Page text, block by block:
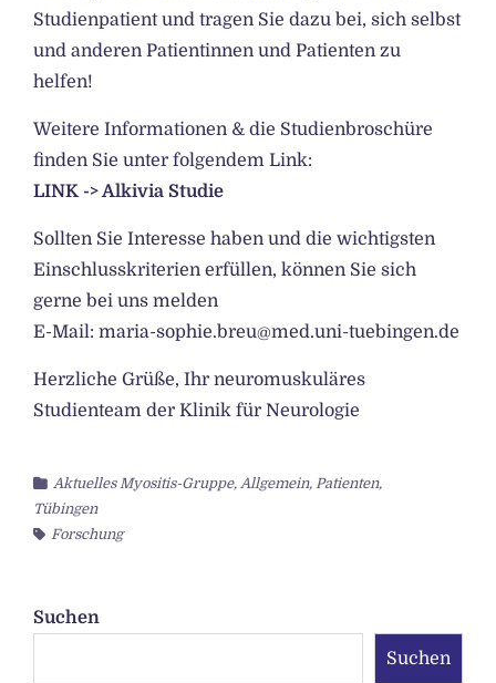
Studienpatient und tragen Sie dazu bei, sich selbst
und anderen Patientinnen und Patienten zu
helfen!
Weitere Informationen & die Studienbroschüre
finden Sie unter folgendem Link:
LINK -> Alkivia Studie
Sollten Sie Interesse haben und die wichtigsten
Einschlusskriterien erfüllen, können Sie sich
gerne bei uns melden
E-Mail: maria-sophie.breu@med.uni-tuebingen.de
Herzliche Grüße, Ihr neuromuskuläres
Studienteam der Klinik für Neurologie
Aktuelles Myositis-Gruppe, Allgemein, Patienten,
Tübingen
Forschung
Suchen
Suchen